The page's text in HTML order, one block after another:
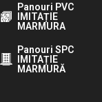
Panouri PVC
IMITAȚIE
MARMURA
Panouri SPC
IMITAȚIE
MARMURĂ